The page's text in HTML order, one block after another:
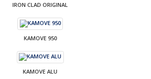
IRON CLAD ORIGINAL
KAMOVE 950
KAMOVE ALU